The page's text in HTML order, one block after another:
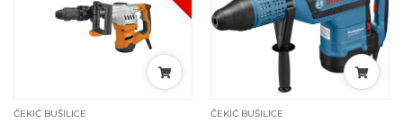
ČEKIĆ BUŠILICE ČEKIĆ BUŠILICE